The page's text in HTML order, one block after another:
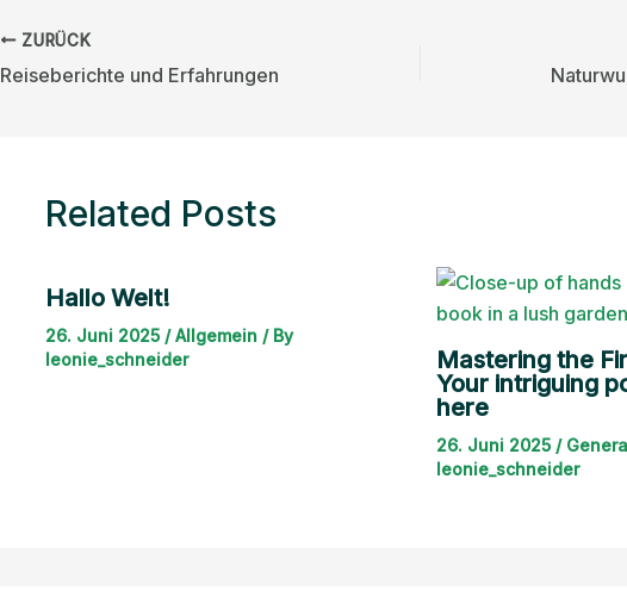
ZURÜCK
Reiseberichte und Erfahrungen
Related Posts
Hallo Welt!
26. Juni 2025 /Allgemein / By
leonie_schneider
Mastering the
Your intriguing
here
26. Juni 2025 /
leonie_schneider